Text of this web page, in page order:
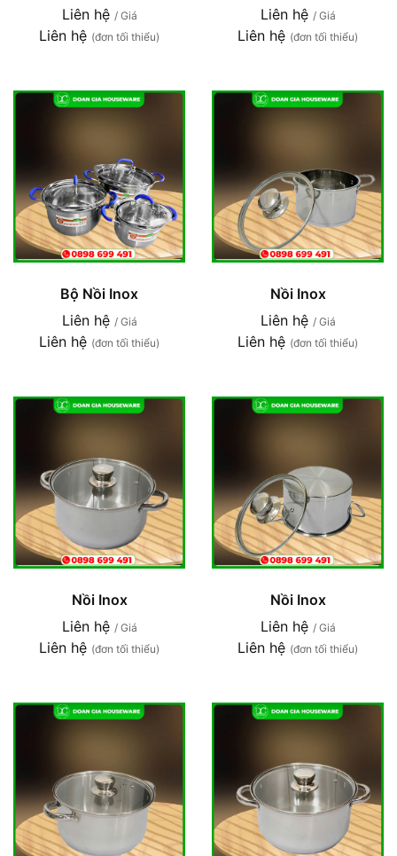
Liên hệ / Giá
Liên hệ (đơn tối thiểu)
Liên hệ / Giá
Liên hệ (đơn tối thiểu)
Bộ Nồi Inox
Liên hệ / Giá
Liên hệ (đơn tối thiểu)
Nồi Inox
Liên hệ / Giá
Liên hệ (đơn tối thiểu)
Nồi Inox
Liên hệ / Giá
Liên hệ (đơn tối thiểu)
Nồi Inox
Liên hệ / Giá
Liên hệ (đơn tối thiểu)